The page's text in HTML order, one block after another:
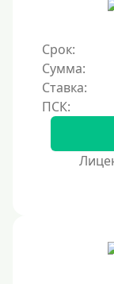
Срок:
Сумма:
Ставка: